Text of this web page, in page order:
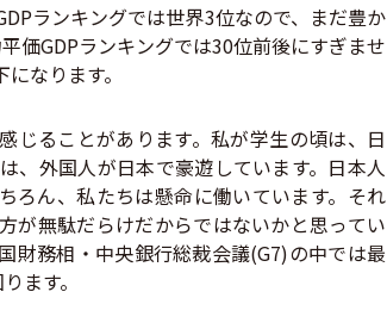
ランキングでは世界3位なので、まだ豊か
価GDPランキングでは30位前後にすぎませ
なります。
じることがあります。私が学生の頃は、日
、外国人が日本で豪遊しています。日本人
ろん、私たちは懸命に働いています。それ
が無駄だらけだからではないかと思ってい
財務相・中央銀行総裁会議(G7)の中では最
ます。